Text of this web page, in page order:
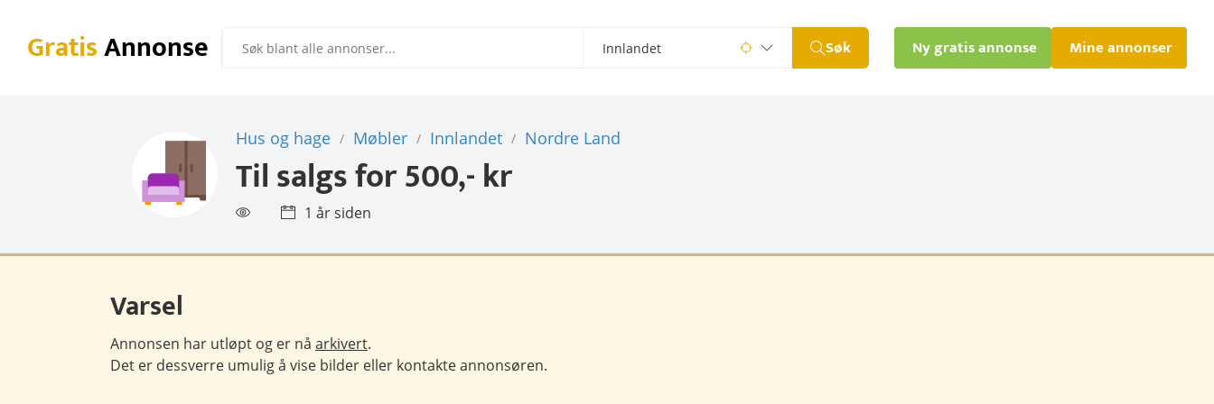
GratisAnnonse Søk Ny gratis annonse Mine annonser
Hus og hage / Møbler / Innlandet / Nordre Land
Til salgs for500,- kr
1 år siden
Varsel
Annonsen har utløpt og er nå arkivert.
Det er dessverre umulig å vise bilder eller kontakte annonsøren.